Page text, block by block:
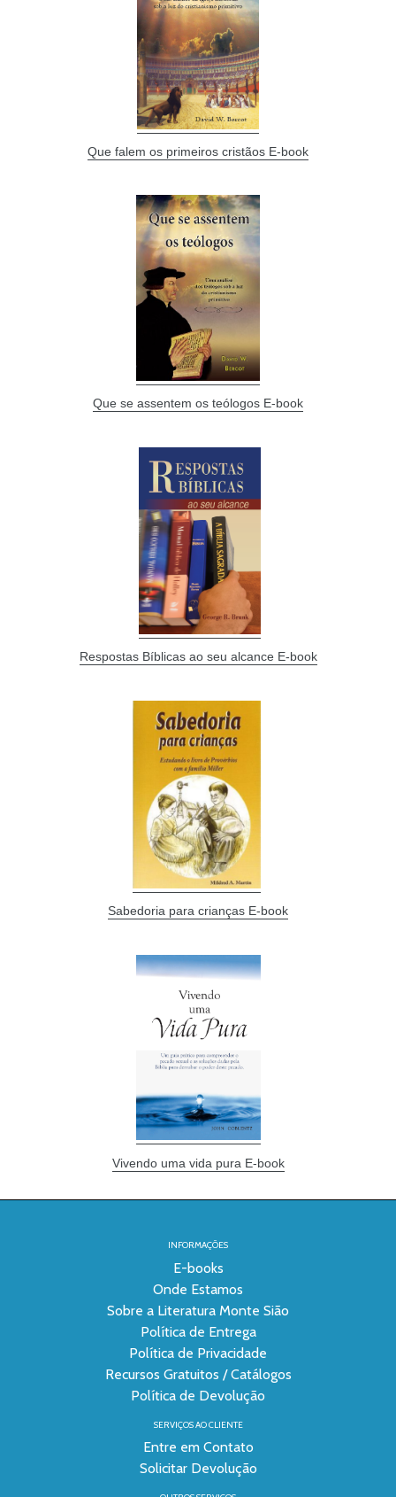
Que falem os primeiros cristãos E-book
Que se assentem os teólogos E-book
Respostas Bíblicas ao seu alcance E-book
Sabedoria para crianças E-book
Vivendo uma vida pura E-book
INFORMAÇÕES
E-books
Onde Estamos
Sobre a Literatura Monte Sião
Política de Entrega
Política de Privacidade
Recursos Gratuitos / Catálogos
Política de Devolução
SERVIÇOS AO CLIENTE
Entre em Contato
Solicitar Devolução